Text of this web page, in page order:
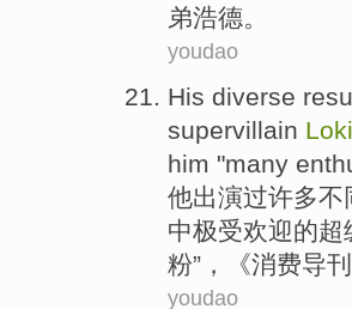
弟浩德。
youdao
His diverse
supervillain Loki
him "many
他出演过许多不
中极受欢迎的超
粉”，《消费导刊
youdao